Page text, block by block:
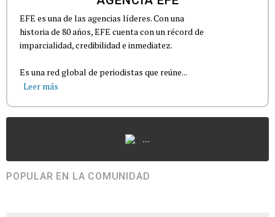
EFE es una de las agencias líderes. Con una
historia de 80 años, EFE cuenta con un récord de
imparcialidad, credibilidad e inmediatez.
Es una red global de periodistas que reúne...
Leer más
...
POPULAR EN LA COMUNIDAD